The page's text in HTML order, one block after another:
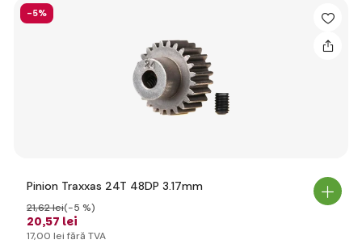
-5%
Pinion Traxxas 24T 48DP 3.17mm
20,57 lei
21,62 lei(-5 %)
17,00 lei fără TVA